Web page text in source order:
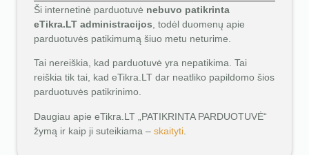
Ši internetinė parduotuvė nebuvo patikrinta
eTikra.LT administracijos , todėl duomenų apie
parduotuvės patikimumą šiuo metu neturime.
Tai nereiškia, kad parduotuvė yra nepatikima. Tai
reiškia tik tai, kad eTikra.LT dar neatliko papildomo šios
parduotuvės patikrinimo.
Daugiau apie eTikra.LT „PATIKRINTA PARDUOTUVĖ“
žymą ir kaip ji suteikiama – skaityti